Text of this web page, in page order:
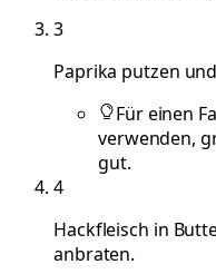
3
Paprika putzen
Für einen
verwenden,
gut.
4
Hackfleisch in
anbraten.